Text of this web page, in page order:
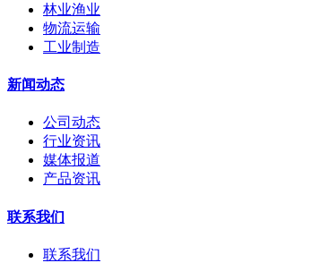
林业渔业
物流运输
工业制造
新闻动态
公司动态
行业资讯
媒体报道
产品资讯
联系我们
联系我们